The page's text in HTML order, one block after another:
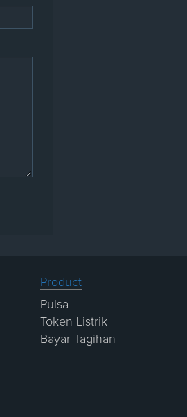
Product
Pulsa
Token Listrik
Bayar Tagihan